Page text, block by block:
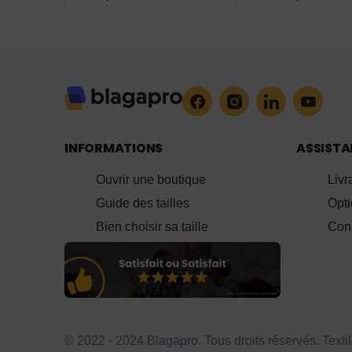
INFORMATIONS
Ouvrir une boutique
Guide des tailles
Bien choisir sa taille
© 2022 - 2024 Blagapro. Tous droits réservés.